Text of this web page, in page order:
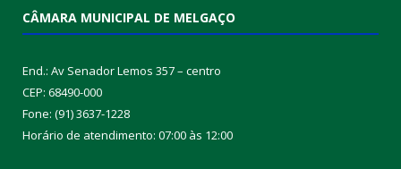
CÂMARA MUNICIPAL DE MELGAÇO
End.: Av Senador Lemos 357 – centro
CEP: 68490-000
Fone: (91) 3637-1228
Horário de atendimento: 07:00 às 12:00